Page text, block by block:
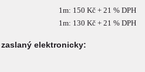
1m: 150 Kč + 21 % DPH
1m: 130 Kč + 21 % DPH
zaslaný elektronicky: